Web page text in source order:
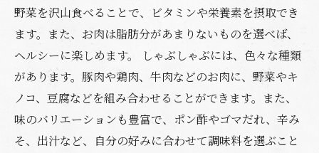
野菜を沢山食べることで、ビタミンや栄養素を摂取でき
ます。また、お肉は脂肪分があまりないものを選べば、
ヘルシーに楽しめます。 しゃぶしゃぶには、色々な種類
があります。豚肉や鶏肉、牛肉などのお肉に、野菜やキ
ノコ、豆腐などを組み合わせることができます。また、
味のバリエーションも豊富で、ポン酢やゴマだれ、辛み
そ、出汁など、自分の好みに合わせて調味料を選ぶこと